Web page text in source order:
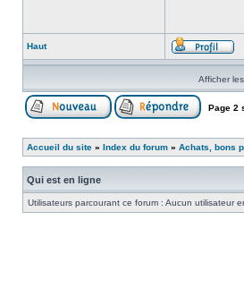
Haut
Afficher
Page 2
Accueil du site » Index du forum » Achats, bons
Qui est en ligne
Utilisateurs parcourant ce forum : Aucun utilisateur